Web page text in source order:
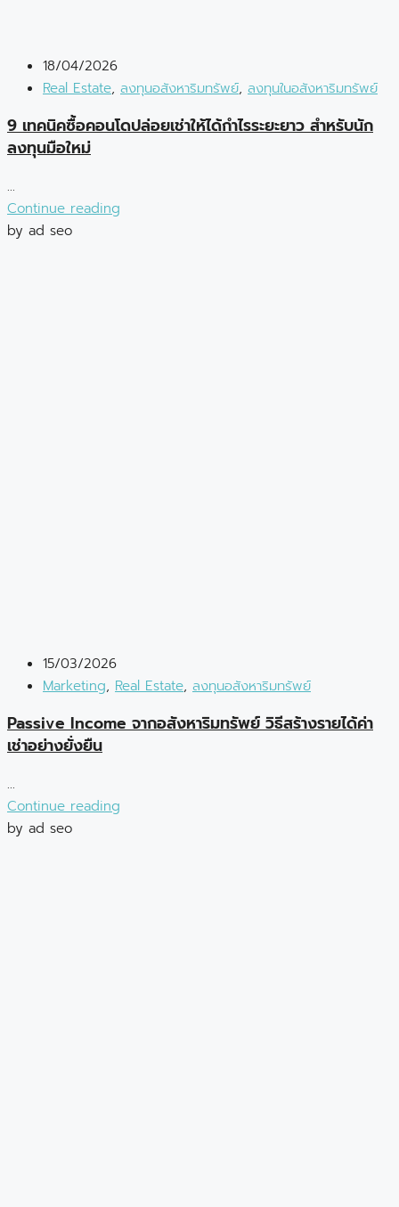
18/04/2026
Real Estate, ลงทุนอสังหาริมทรัพย์, ลงทุนในอสังหาริมทรัพย์
9 เทคนิคซื้อคอนโดปล่อยเช่าให้ได้กำไรระยะยาว สำหรับนัก
ลงทุนมือใหม่
...
Continue reading
by ad seo
15/03/2026
Marketing, Real Estate, ลงทุนอสังหาริมทรัพย์
Passive Income จากอสังหาริมทรัพย์ วิธีสร้างรายได้ค่า
เช่าอย่างยั่งยืน
...
Continue reading
by ad seo